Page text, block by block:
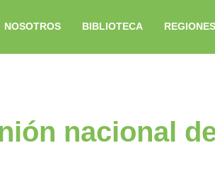
NOSOTROS BIBLIOTECA REGIONES
nacional